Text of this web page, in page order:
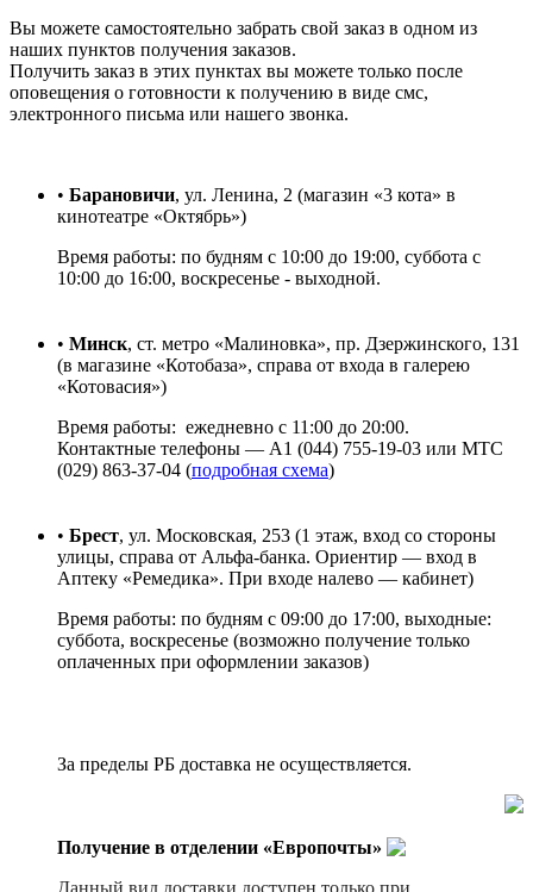
Вы можете самостоятельно забрать свой заказ в одном из
наших пунктов получения заказов.
Получить заказ в этих пунктах вы можете только после
оповещения о готовности к получению в виде смс,
электронного письма или нашего звонка.
• Барановичи, ул. Ленина, 2 (магазин «3 кота» в
кинотеатре «Октябрь»)
Время работы: по будням с 10:00 до 19:00, суббота c
10:00 до 16:00, воскресенье - выходной.
• Минск, ст. метро «Малиновка», пр. Дзержинского, 131
(в магазине «Котобаза», справа от входа в галерею
«Котовасия»)
Время работы: ежедневно с 11:00 до 20:00.
Контактные телефоны — А1 (044) 755-19-03 или МТС
(029) 863-37-04 (подробная схема)
• Брест, ул. Московская, 253 (1 этаж, вход со стороны
улицы, справа от Альфа-банка. Ориентир — вход в
Аптеку «Ремедика». При входе налево — кабинет)
Время работы: по будням с 09:00 до 17:00, выходные:
суббота, воскресенье (возможно получение только
оплаченных при оформлении заказов)
За пределы РБ доставка не осуществляется.
Получение в отделении «Европочты»
Данный вид доставки доступен только при